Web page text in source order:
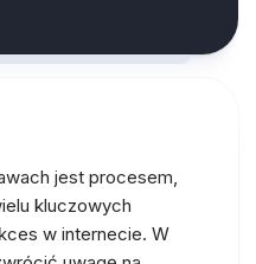
jest procesem,
kluczowych
w internecie. W